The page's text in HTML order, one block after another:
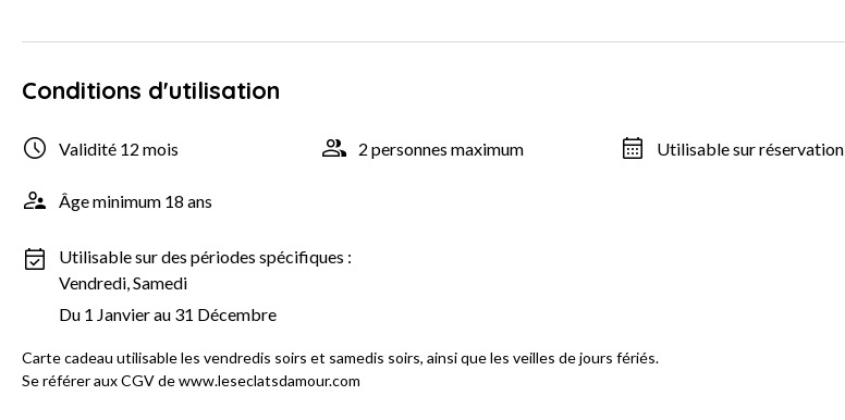
Conditions d'utilisation
Validité 12 mois 2 personnes maximum Utilisable sur réservation
Âge minimum 18 ans
Utilisable sur des périodes spécifiques :
Vendredi, Samedi
Du 1 Janvier au 31 Décembre
Carte cadeau utilisable les vendredis soirs et samedis soirs, ainsi que les veilles de jours fériés.
Se référer aux CGV de www.leseclatsdamour.com